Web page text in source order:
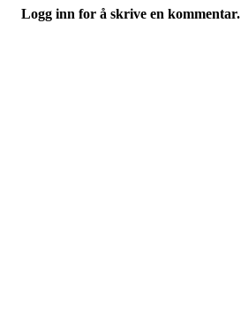
Logg inn for å skrive en kommentar.